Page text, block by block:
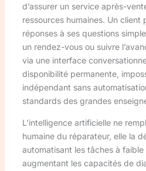
d’assurer un service après-
ressources humaines. Un client
réponses à ses questions
un rendez-vous ou suivre
via une interface
disponibilité permanente,
indépendant sans
standards des grandes
L’intelligence artificielle ne
humaine du réparateur, elle la
automatisant les tâches à
augmentant les capacités de